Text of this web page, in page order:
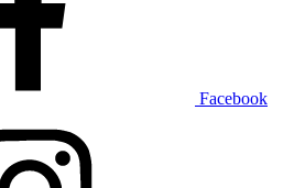
Facebook